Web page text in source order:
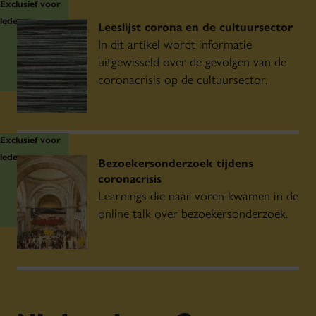
streams en online registraties
theatervoorstellingen.
TivoliVredenburg gaat
iedere dag om 20:00 uur livemet
concertregistraties.
Nederlands Dans Theater lanceert
‘Switch Streams’met creaties van NDT-
dansers.
Muziekgieterij streamde
live een concert van DeWolff
Collectief Het Paradijs deelt iedere avond
‘Berichten uit de Bunker’.
Bekijk registraties van oude voorstellingen van
Maas theater en dans
Bekijk registraties van oude voorstellingen van
Bekijk enkele registraties van
Exclusief voor
leden
Leeslijst corona en de cultuursector
In dit artikel wordt informatie
uitgewisseld over de gevolgen van de
coronacrisis op de cultuursector.
Exclusief voor
leden
Bezoekersonderzoek tijdens
coronacrisis
Learnings die naar voren kwamen in de
online talk over bezoekersonderzoek.